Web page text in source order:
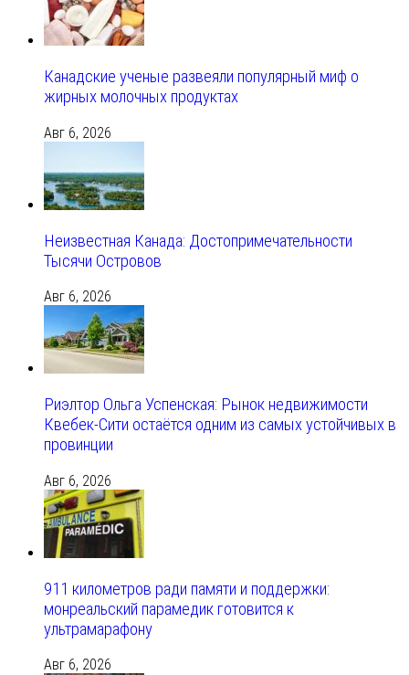
Канадские ученые развеяли популярный миф о
жирных молочных продуктах
Авг 6, 2026
Неизвестная Канада: Достопримечательности
Тысячи Островов
Авг 6, 2026
Риэлтор Ольга Успенская: Рынок недвижимости
Квебек-Сити остаётся одним из самых устойчивых в
провинции
Авг 6, 2026
911 километров ради памяти и поддержки:
монреальский парамедик готовится к
ультрамарафону
Авг 6, 2026